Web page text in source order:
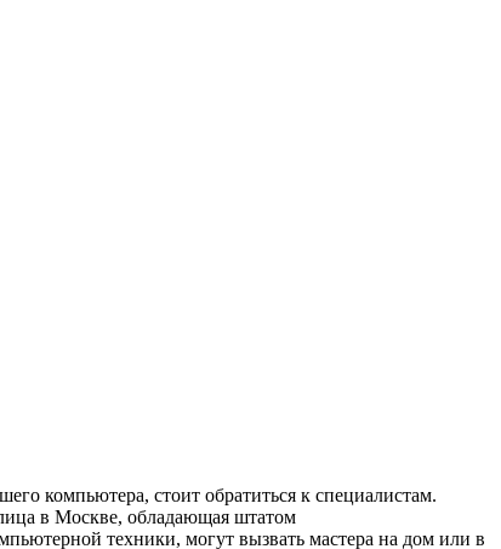
компьютера, стоит обратиться к специалистам.
в Москве, обладающая штатом
техники, могут вызвать мастера на дом или в